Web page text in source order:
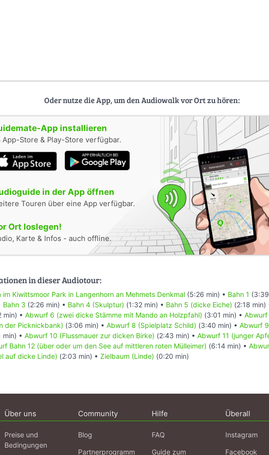
Oder nutze die App, um den Audiowalk vor Ort zu hören:
App installieren
App-Store & Play-Store verfügbar.
in der App öffnen
Touren über eine App verfügbar.
Ort loslegen!
Karte & Infos - auch offline.
in dieser Audiotour:
im Kiwittsmoor Park in Langenhorn an Mehmets Denkmal (5:26 min) • Bahn 1
Bahn 3 (2:26 min) • Bahn 4 (Skulptur) (1:32 min) • Bahn 5 (dicke Eiche) (2:18 min)
min) • Abwurf 6 (zwei dicke Stämme mit Mando an Holzpfahl) (3:01 min) • Abwurf
der Picknickbank) (3:06 min) • Abwurf 8 (Spielplatz Schild) (3:40 min) • Abwurf
min) • Abwurf 10 (Flussmauer zur dicken Birke) (2:43 min) • Abwurf 11 (junger
Bahn 12 (über oder um den See auf mittleren roten Mülleimer) (6:14 min) •
auf dicke Linde) (2:03 min) • Zielbaum (Linde) (0:20 min)
Über uns
Preise und
Bedingungen
Community
Blog
Partnerprogramm
Hilfe
FAQ
Guide zum
Überall
Instagram
Facebook